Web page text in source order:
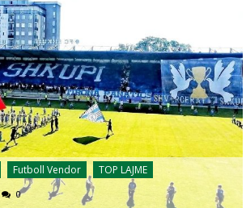
Futboll Vendor TOP LAJME
0